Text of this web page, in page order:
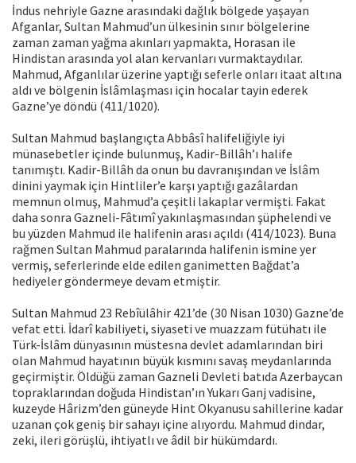
İndus nehriyle Gazne arasındaki dağlık bölgede yaşayan
Afganlar, Sultan Mahmud’un ülkesinin sınır bölgelerine
zaman zaman yağma akınları yapmakta, Horasan ile
Hindistan arasında yol alan kervanları vurmaktaydılar.
Mahmud, Afganlılar üzerine yaptığı seferle onları itaat altına
aldı ve bölgenin İslâmlaşması için hocalar tayin ederek
Gazne’ye döndü (411/1020).
Sultan Mahmud başlangıçta Abbâsî halifeliğiyle iyi
münasebetler içinde bulunmuş, Kadir-Billâh’ı halife
tanımıştı. Kadir-Billâh da onun bu davranışından ve İslâm
dinini yaymak için Hintliler’e karşı yaptığı gazâlardan
memnun olmuş, Mahmud’a çeşitli lakaplar vermişti. Fakat
daha sonra Gazneli-Fâtımî yakınlaşmasından şüphelendi ve
bu yüzden Mahmud ile halifenin arası açıldı (414/1023). Buna
rağmen Sultan Mahmud paralarında halifenin ismine yer
vermiş, seferlerinde elde edilen ganimetten Bağdat’a
hediyeler göndermeye devam etmiştir.
Sultan Mahmud 23 Rebîülâhir 421’de (30 Nisan 1030) Gazne’de
vefat etti. İdarî kabiliyeti, siyaseti ve muazzam fütühatı ile
Türk-İslâm dünyasının müstesna devlet adamlarından biri
olan Mahmud hayatının büyük kısmını savaş meydanlarında
geçirmiştir. Öldüğü zaman Gazneli Devleti batıda Azerbaycan
topraklarından doğuda Hindistan’ın Yukarı Ganj vadisine,
kuzeyde Hârizm’den güneyde Hint Okyanusu sahillerine kadar
uzanan çok geniş bir sahayı içine alıyordu. Mahmud dindar,
zeki, ileri görüşlü, ihtiyatlı ve âdil bir hükümdardı.